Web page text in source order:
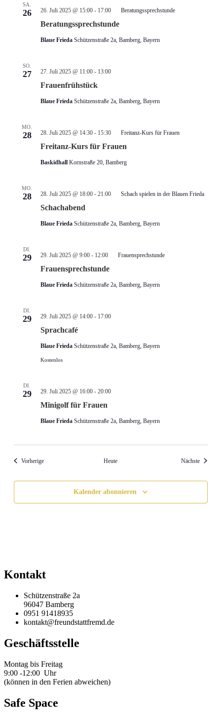
SA.
26
Beratungssprechstunde
26. Juli 2025 @ 15:00- 17:00 Beratungssprechstunde
Blaue Frieda Schützenstraße 2a, Bamberg, Bayern
SO.
27
Frauenfrühstück
27. Juli 2025 @ 11:00- 13:00
Blaue Frieda Schützenstraße 2a, Bamberg, Bayern
MO.
28
Freitanz-Kurs für Frauen
28. Juli 2025 @ 14:30- 15:30 Freitanz-Kurs für Frauen
Baskidhall Kornstraße 20, Bamberg
MO.
28
Schachabend
28. Juli 2025 @ 18:00- 21:00 Schach spielen in der Blauen Frieda
Blaue Frieda Schützenstraße 2a, Bamberg, Bayern
DI.
29
Frauensprechstunde
29. Juli 2025 @ 9:00- 12:00 Frauensprechstunde
Blaue Frieda Schützenstraße 2a, Bamberg, Bayern
DI.
29
Sprachcafé
29. Juli 2025 @ 14:00- 17:00
Blaue Frieda Schützenstraße 2a, Bamberg, Bayern
Kostenlos
DI.
29
Minigolf für Frauen
29. Juli 2025 @ 16:00- 20:00
Blaue Frieda Schützenstraße 2a, Bamberg, Bayern
VorherigeVeranstaltungen Heute Nächste
Kalender abonnieren
Kontakt
Schützenstraße 2a
96047 Bamberg
0951 91418935
kontakt@freundstattfremd.de
Geschäftsstelle
Montag bis Freitag
9:00 -12:00 Uhr
(können in den Ferien abweichen)
Safe Space